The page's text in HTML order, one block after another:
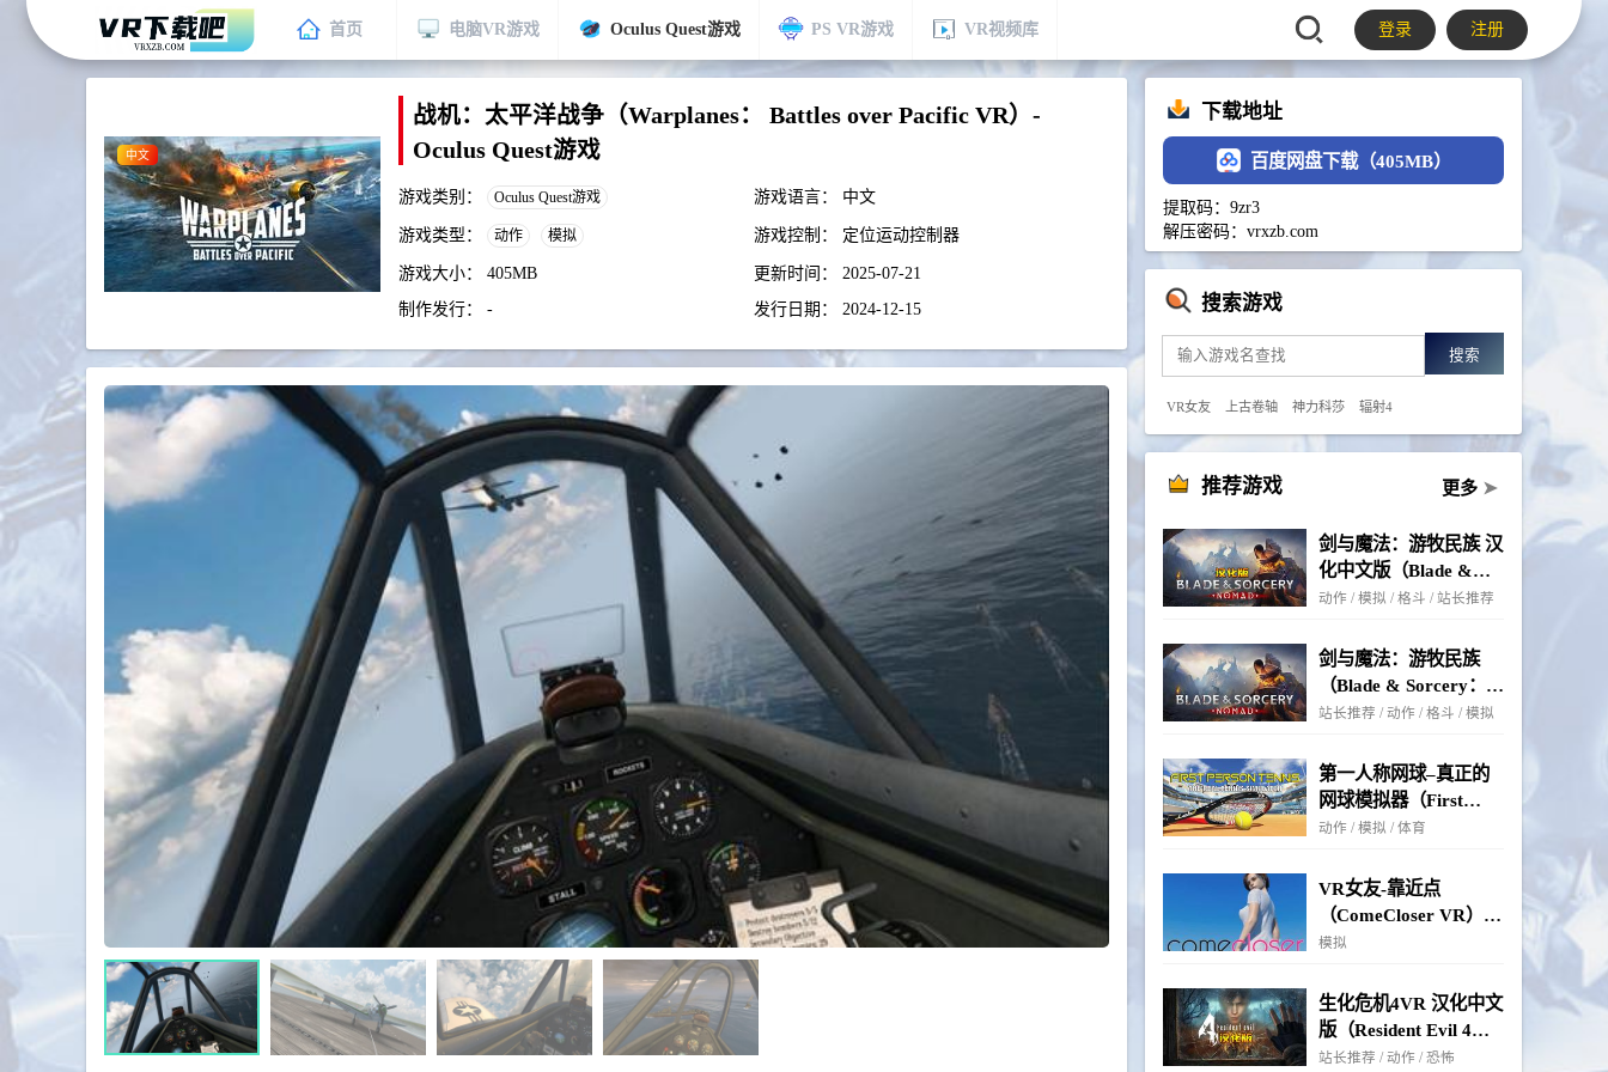
首页 电脑VR游戏 Oculus Quest游戏 PS VR游戏 VR视频库 登录 注册
中文
战机：太平洋战争（Warplanes： Battles over Pacific VR）-
Oculus Quest游戏
游戏类别： Oculus Quest游戏 游戏语言： 中文
游戏类型： 动作 模拟 游戏控制： 定位运动控制器
游戏大小： 405MB 更新时间：
2025-07-21
制作发行：
- 发行日期： 2024-12-15
下载地址
百度网盘下载（405MB）
提取码：9zr3
解压密码：vrxzb.com
搜索游戏
搜索
VR女友 上古卷轴 神力科莎 辐射4
推荐游戏 更多 ➤
剑与魔法：游牧民族 汉
化中文版（Blade &
Sorcery： Nomad）-
动作 / 模拟 / 格斗 / 站长推荐
剑与魔法：游牧民族
（Blade & Sorcery：
Nomad）- Oculus
站长推荐 / 动作 / 格斗 / 模拟
第一人称网球–真正的
网球模拟器（First
Person Tennis – The
Quest游戏
动作 / 模拟 / 体育
VR女友-靠近点
（ComeCloser VR）-
Oculus Quest游戏
模拟
生化危机4VR 汉化中文
版（Resident Evil 4
VR）- Oculus Quest游
站长推荐 / 动作 / 恐怖